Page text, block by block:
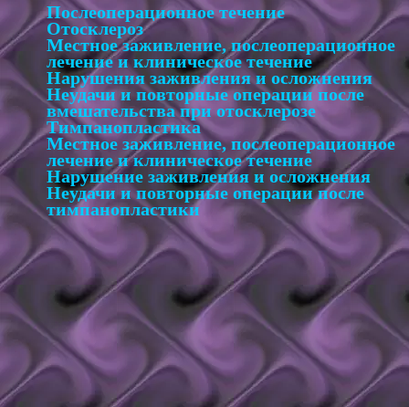
Послеоперационное течение
Отосклероз
Местное заживление, послеоперационное
лечение и клиническое течение
Нарушения заживления и осложнения
Неудачи и повторные операции после
вмешательства при отосклерозе
Тимпанопластика
Местное заживление, послеоперационное
лечение и клиническое течение
Нарушение заживления и осложнения
Неудачи и повторные операции после
тимпанопластики